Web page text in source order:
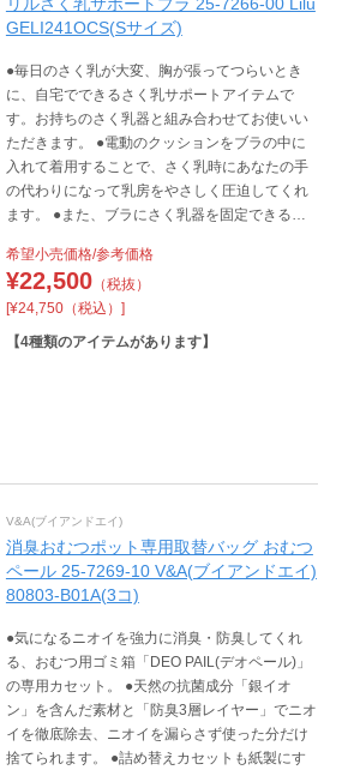
GELI241OCS(Sサイズ)
●毎日のさく乳が大変、胸が張ってつらいとき
に、自宅でできるさく乳サポートアイテムで
す。お持ちのさく乳器と組み合わせてお使いい
ただきます。 ●電動のクッションをブラの中に
入れて着用することで、さく乳時にあなたの手
の代わりになって乳房をやさしく圧迫してくれ
ます。 ●また、ブラにさく乳器を固定できるの
率の良いさく乳ができます。
希望小売価格/参考価格
¥22,500（税抜）
[¥24,750（税込）]
【4種類のアイテムがあります】
V&A(ブイアンドエイ)
消臭おむつポット専用取替バッグ おむつ
ペール 25-7269-10 V&A(ブイアンドエイ)
80803-B01A(3コ)
●気になるニオイを強力に消臭・防臭してくれ
る、おむつ用ゴミ箱「DEO PAIL(デオペール)」
の専用カセット。 ●天然の抗菌成分「銀イオ
ン」を含んだ素材と「防臭3層レイヤー」でニオ
イを徹底除去、ニオイを漏らさず使った分だけ
捨てられます。 ●詰め替えカセットも紙製にす